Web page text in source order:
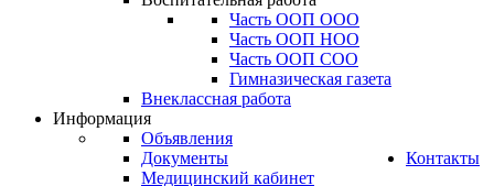
Часть ООП ООО
Часть ООП НОО
Часть ООП СОО
Гимназическая газета
Внеклассная работа
Информация
Объявления
Документы
Медицинский кабинет
Контакты